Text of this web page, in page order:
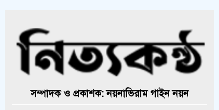
কলাপাড়ায় পাটাতন ভেঙ্গে পড়া সেই
মসজিদের সংস্কার কাজ শুরু
কলাপাড়ায় মুদি ব্যাবসায়ীর ওপর সন্ত্রাসী
হামলা, গুরুতর অবস্থায় বরিশালে রেফার
সম্পাদক ও প্রকাশক: নয়নাভিরাম গাইন নয়ন